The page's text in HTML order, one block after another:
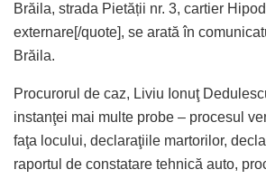
Brăila, strada Pietății nr. 3, cartier
externare[/quote], se arată în
Brăila.
Procurorul de caz, Liviu Ionuţ
instanţei mai multe probe – procesul
faţa locului, declaraţiile martorilor,
raportul de constatare tehnică auto,